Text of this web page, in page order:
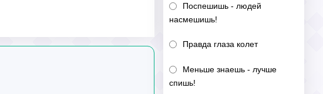
Поспешишь - людей
насмешишь!
Правда глаза колет
Меньше знаешь - лучше
спишь!